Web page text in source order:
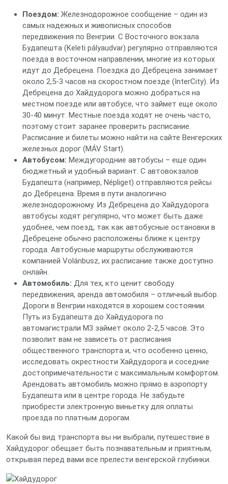
Поездом: Железнодорожное сообщение – один из
самых надежных и живописных способов
передвижения по Венгрии. С Восточного вокзала
Будапешта (Keleti pályaudvar) регулярно отправляются
поезда в восточном направлении, многие из которых
идут до Дебрецена. Поездка до Дебрецена занимает
около 2,5-3 часов на скоростном поезде (InterCity). Из
Дебрецена до Хайдудорога можно добраться на
местном поезде или автобусе, что займет еще около
30-40 минут. Местные поезда ходят не очень часто,
поэтому стоит заранее проверить расписание.
Расписание и билеты можно найти на сайте Венгерских
железных дорог (MÁV Start).
Автобусом: Междугородние автобусы – еще один
бюджетный и удобный вариант. С автовокзалов
Будапешта (например, Népliget) отправляются рейсы
до Дебрецена. Время в пути аналогично
железнодорожному. Из Дебрецена до Хайдудорога
автобусы ходят регулярно, что может быть даже
удобнее, чем поезд, так как автобусные остановки в
Дебрецене обычно расположены ближе к центру
города. Автобусные маршруты обслуживаются
компанией Volánbusz, их расписание также доступно
онлайн.
Автомобиль: Для тех, кто ценит свободу
передвижения, аренда автомобиля – отличный выбор.
Дороги в Венгрии находятся в хорошем состоянии.
Путь из Будапешта до Хайдудорога по
автомагистрали M3 займет около 2-2,5 часов. Это
позволит вам не зависеть от расписания
общественного транспорта и, что особенно ценно,
исследовать окрестности Хайдудорога и соседние
достопримечательности с максимальным комфортом.
Арендовать автомобиль можно прямо в аэропорту
Будапешта или в центре города. Не забудьте
приобрести электронную виньетку для оплаты
проезда по платным дорогам.
Какой бы вид транспорта вы ни выбрали, путешествие в
Хайдудорог обещает быть познавательным и приятным,
открывая перед вами все прелести венгерской глубинки.